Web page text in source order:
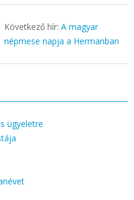
Következő hír: A magyar
népmese napja a Hermanban
ügyeletre